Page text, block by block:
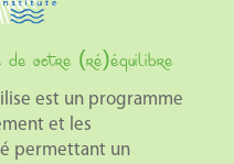
de votre (ré)équilibre
est un programme
et les
permettant un